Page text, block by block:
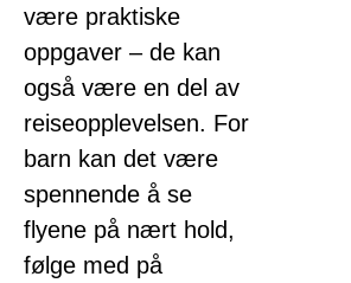
være praktiske
oppgaver – de kan
også være en del av
reiseopplevelsen. For
barn kan det være
spennende å se
flyene på nært hold,
følge med på